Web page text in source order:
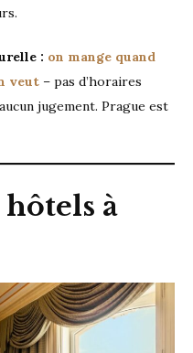
: on mange quand
veut – pas d’horaires
jugement. Prague est
à